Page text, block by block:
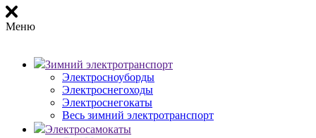
Меню
Зимний электротранспорт
Электросноуборды
Электроснегоходы
Электроснегокаты
Весь зимний электротранспорт
Электросамокаты